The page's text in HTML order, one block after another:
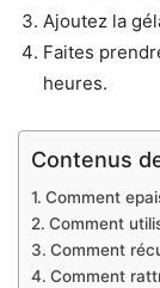
Ajoutez la
Faites
heures.
Contenus
Comment
Comment
Comment
Comment